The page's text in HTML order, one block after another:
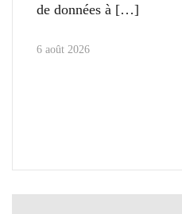
de données à
6 août 2026